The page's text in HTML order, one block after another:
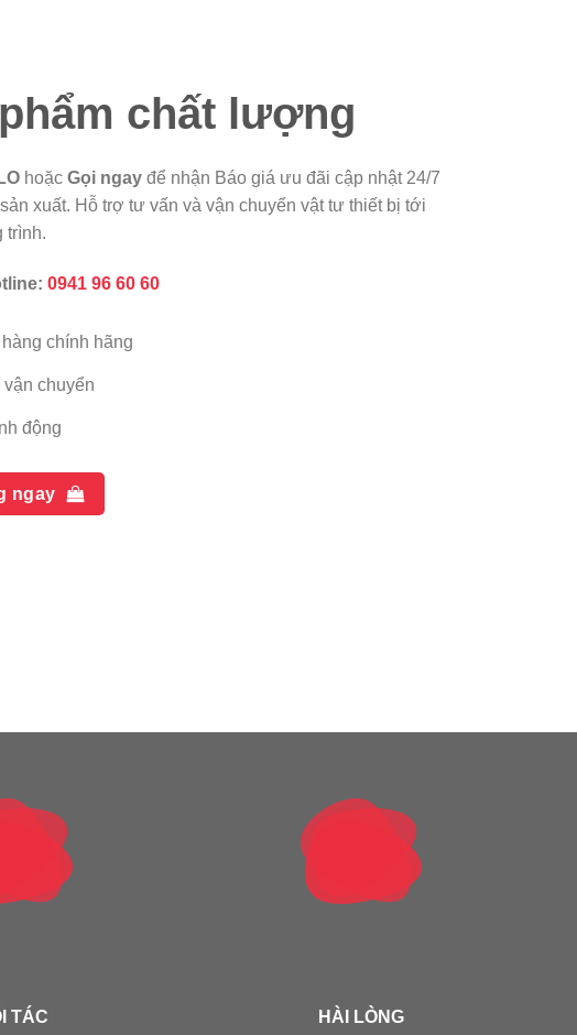
chất lượng
hoặc Gọi ngay để nhận Báo giá ưu đãi cập nhật 24/7
xuất. Hỗ trợ tư vấn và vận chuyển vật tư thiết bị tới
trình.
0941 96 60 60
chính hãng
vận chuyển
động
ngay
TÁC HÀI LÒNG